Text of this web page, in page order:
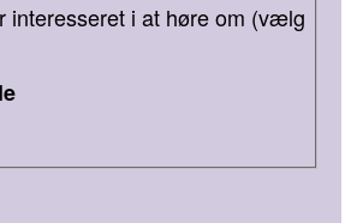
interesseret i at høre om (vælg